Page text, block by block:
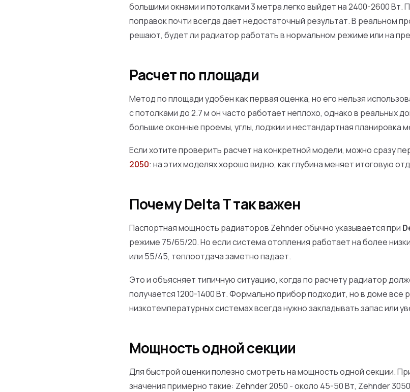
большими окнами и потолками 3 метра легко выйдет на 2400-2600 Вт.
поправок почти всегда дает недостаточный результат. В реальном
решают, будет ли радиатор работать в нормальном режиме или на
Расчет по площади
Метод по площади удобен как первая оценка, но его нельзя
с потолками до 2.7 м он часто работает неплохо, однако в реальных
большие оконные проемы, углы, лоджии и нестандартная планировка
Если хотите проверить расчет на конкретной модели, можно сразу
2050: на этих моделях хорошо видно, как глубина меняет итоговую
Почему Delta T так важен
Паспортная мощность радиаторов Zehnder обычно указывается при
режиме 75/65/20. Но если система отопления работает на более
или 55/45, теплоотдача заметно падает.
Это и объясняет типичную ситуацию, когда по расчету радиатор
получается 1200-1400 Вт. Формально прибор подходит, но в доме все
низкотемпературных системах всегда нужно закладывать запас или
Мощность одной секции
Для быстрой оценки полезно смотреть на мощность одной секции.
значения примерно такие: Zehnder 2050 - около 45-50 Вт, Zehnder